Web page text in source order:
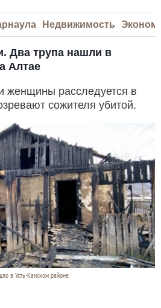
Недвижимость
Два трупа нашли в
Алтае
женщины расследуется в
сожителя убитой.
в Усть-Канском районе